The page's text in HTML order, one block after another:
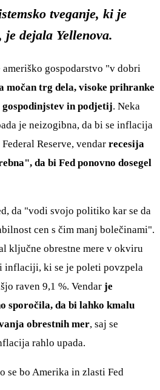
tveganje, ki je
dejala Yellenova.
gospodarstvo "v dobri
močan trg dela, visoke prihranke
in podjetij. Neka
je neizogibna, da bi se inflacija
Reserve, vendar recesija
da bi Fed ponovno dosegel
da "vodi svojo politiko kar se da
cen s čim manj bolečinami".
ključne obrestne mere v okviru
inflaciji, ki se je poleti povzpela
raven 9,1 %. Vendar je
sporočila, da bi lahko kmalu
obrestnih mer, saj se
rahlo upada.
se bo Amerika in zlasti Fed